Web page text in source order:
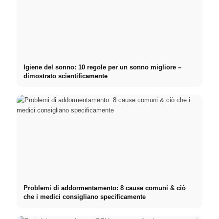
Igiene del sonno: 10 regole per un sonno migliore –
dimostrato scientificamente
Problemi di addormentamento: 8 cause comuni & ciò
che i medici consigliano specificamente